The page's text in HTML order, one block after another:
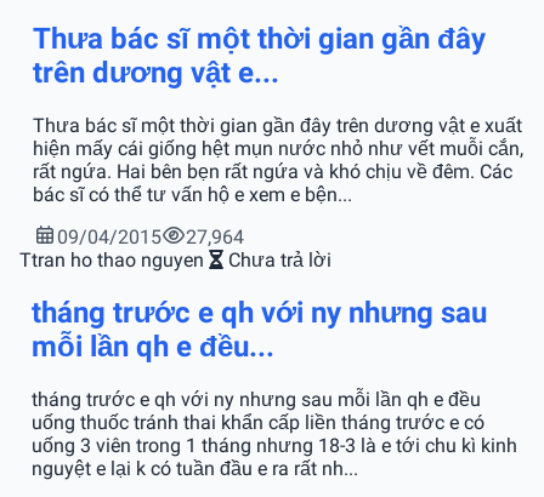
Thưa bác sĩ một thời gian gần đây
trên dương vật e...
Thưa bác sĩ một thời gian gần đây trên dương vật e xuất
hiện mấy cái giống hệt mụn nước nhỏ như vết muỗi cắn,
rất ngứa. Hai bên bẹn rất ngứa và khó chịu về đêm. Các
bác sĩ có thể tư vấn hộ e xem e bện...
09/04/2015
27,964
Ttran ho thao nguyen Chưa trả lời
tháng trước e qh với ny nhưng sau
mỗi lần qh e đều...
tháng trước e qh với ny nhưng sau mỗi lần qh e đều
uống thuốc tránh thai khẩn cấp liền tháng trước e có
uống 3 viên trong 1 tháng nhưng 18-3 là e tới chu kì kinh
nguyệt e lại k có tuần đầu e ra rất nh...